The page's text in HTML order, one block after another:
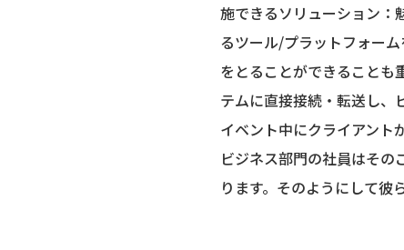
施できるソリューション：
るツール/プラットフォー
をとることができることも
テムに直接接続・転送し、
イベント中にクライアン
ビジネス部門の社員はその
ります。そのようにして彼